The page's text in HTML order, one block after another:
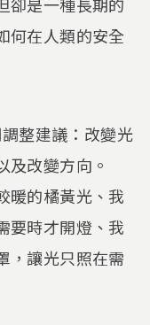
何在人類的安全
整建議：改變光
及改變方向。
暖的橘黃光、我
要時才開燈、我
，讓光只照在需